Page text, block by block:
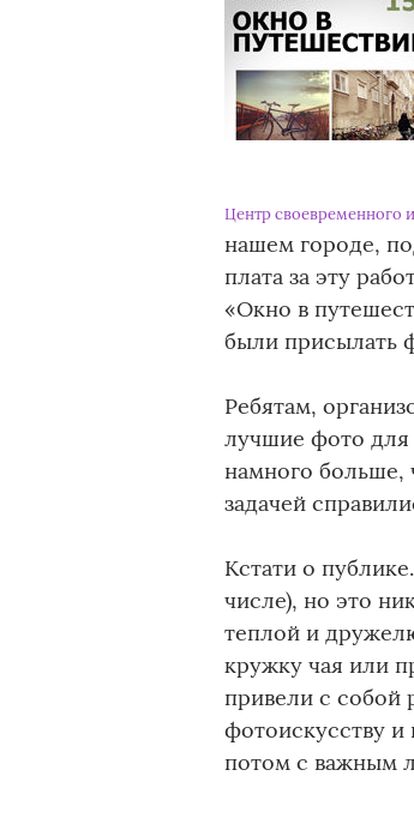
Центр своевременного
нашем городе,
плата за эту
«Окно в
были присылать
Ребятам,
лучшие фото для
намного больше,
задачей
Кстати о
числе), но это
теплой и
кружку чая или
привели с собой
фотоискусству
потом с важным